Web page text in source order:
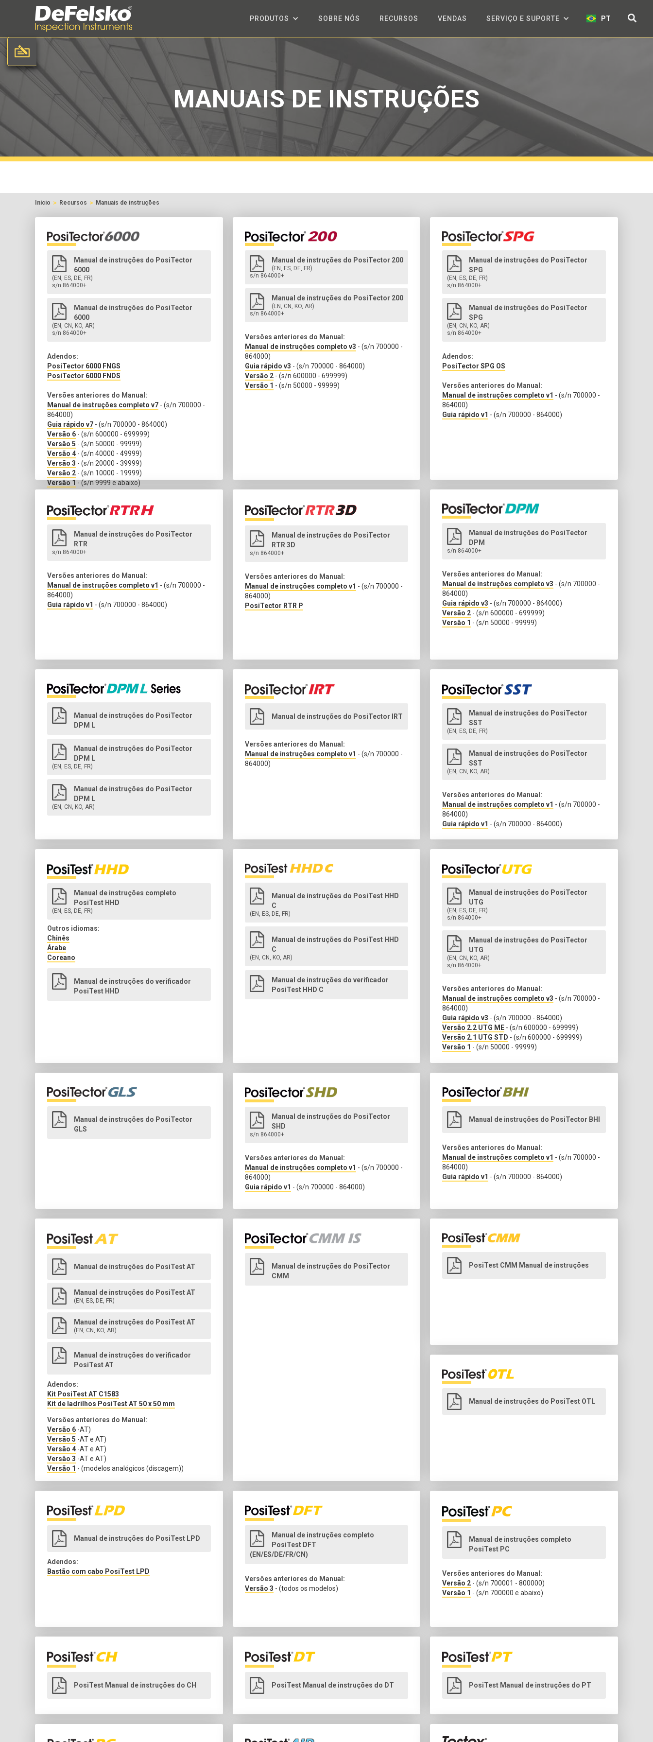
PRODUTOS SOBRE NÓS RECURSOS VENDAS SERVIÇO E SUPORTE PT
MANUAIS DE INSTRUÇÕES
Início > Recursos > Manuais de instruções
Manual de instruções do PosiTector
6000
(EN, ES, DE, FR)
s/n 864000+
Manual de instruções do PosiTector
6000
(EN, CN, KO, AR)
s/n 864000+
Adendos:
PosiTector 6000 FNGS
PosiTector 6000 FNDS
Versões anteriores do Manual:
Manual de instruções completo v7 - (s/n 700000 -
864000)
Guia rápido v7 - (s/n 700000 - 864000)
Versão 6 - (s/n 600000 - 699999)
Versão 5 - (s/n 50000 - 99999)
Versão 4 - (s/n 40000 - 49999)
Versão 3 - (s/n 20000 - 39999)
Versão 2 - (s/n 10000 - 19999)
Versão 1 - (s/n 9999 e abaixo)
Manual de instruções do PosiTector 200
(EN, ES, DE, FR)
s/n 864000+
Manual de instruções do PosiTector 200
(EN, CN, KO, AR)
s/n 864000+
Versões anteriores do Manual:
Manual de instruções completo v3 - (s/n 700000 -
864000)
Guia rápido v3 - (s/n 700000 - 864000)
Versão 2- (s/n 600000 - 699999)
Versão 1 - (s/n 50000 - 99999)
Manual de instruções do PosiTector
SPG
(EN, ES, DE, FR)
s/n 864000+
Manual de instruções do PosiTector
SPG
(EN, CN, KO, AR)
s/n 864000+
Adendos:
PosiTector SPG OS
Versões anteriores do Manual:
Manual de instruções completo v1 - (s/n 700000 -
864000)
Guia rápido v1 - (s/n 700000 - 864000)
Manual de instruções do PosiTector
RTR
s/n 864000+
Versões anteriores do Manual:
Manual de instruções completo v1 - (s/n 700000 -
864000)
Guia rápido v1 - (s/n 700000 - 864000)
Manual de instruções do PosiTector
RTR 3D
s/n 864000+
Versões anteriores do Manual:
Manual de instruções completo v1 - (s/n 700000 -
864000)
PosiTector RTR P
Manual de instruções do PosiTector
DPM
s/n 864000+
Versões anteriores do Manual:
Manual de instruções completo v3 - (s/n 700000 -
864000)
Guia rápido v3 - (s/n 700000 - 864000)
Versão 2 - (s/n 600000 - 699999)
Versão 1 - (s/n 50000 - 99999)
Manual de instruções do PosiTector
DPM L
Manual de instruções do PosiTector
DPM L
(EN, ES, DE, FR)
Manual de instruções do PosiTector
DPM L
(EN, CN, KO, AR)
Manual de instruções do PosiTector IRT
Versões anteriores do Manual:
Manual de instruções completo v1 - (s/n 700000 -
864000)
Manual de instruções do PosiTector
SST
(EN, ES, DE, FR)
Manual de instruções do PosiTector
SST
(EN, CN, KO, AR)
Versões anteriores do Manual:
Manual de instruções completo v1 - (s/n 700000 -
864000)
Guia rápido v1 - (s/n 700000 - 864000)
Manual de instruções completo
PosiTest HHD
(EN, ES, DE, FR)
Outros idiomas:
Chinês
Árabe
Coreano
Manual de instruções do verificador
PosiTest HHD
Manual de instruções do PosiTest HHD
C
(EN, ES, DE, FR)
Manual de instruções do PosiTest HHD
C
(EN, CN, KO, AR)
Manual de instruções do verificador
PosiTest HHD C
Manual de instruções do PosiTector
UTG
(EN, ES, DE, FR)
s/n 864000+
Manual de instruções do PosiTector
UTG
(EN, CN, KO, AR)
s/n 864000+
Versões anteriores do Manual:
Manual de instruções completo v3 - (s/n 700000 -
864000)
Guia rápido v3 - (s/n 700000 - 864000)
Versão 2.2 UTG ME - (s/n 600000 - 699999)
Versão 2.1 UTG STD - (s/n 600000 - 699999)
Versão 1 - (s/n 50000 - 99999)
Manual de instruções do PosiTector
GLS
Manual de instruções do PosiTector
SHD
s/n 864000+
Versões anteriores do Manual:
Manual de instruções completo v1 - (s/n 700000 -
864000)
Guia rápido v1 - (s/n 700000 - 864000)
Manual de instruções do PosiTector BHI
Versões anteriores do Manual:
Manual de instruções completo v1 - (s/n 700000 -
864000)
Guia rápido v1 - (s/n 700000 - 864000)
Manual de instruções do PosiTest AT
Manual de instruções do PosiTest AT
(EN, ES, DE, FR)
Manual de instruções do PosiTest AT
(EN, CN, KO, AR)
Manual de instruções do verificador
PosiTest AT
Adendos:
Kit PosiTest AT C1583
Kit de ladrilhos PosiTest AT 50 x 50 mm
Versões anteriores do Manual:
Versão 6 -AT)
Versão 5 -AT e AT)
Versão 4 -AT e AT)
Versão 3 -AT e AT)
Versão 1 - (modelos analógicos (discagem))
Manual de instruções do PosiTector
CMM
PosiTest CMM Manual de instruções
Manual de instruções do PosiTest OTL
Manual de instruções do PosiTest LPD
Adendos:
Bastão com cabo PosiTest LPD
Manual de instruções completo
PosiTest DFT
(EN/ES/DE/FR/CN)
Versões anteriores do Manual:
Versão 3 - (todos os modelos)
Manual de instruções completo
PosiTest PC
Versões anteriores do Manual:
Versão 2 - (s/n 700001 - 800000)
Versão 1 - (s/n 700000 e abaixo)
PosiTest Manual de instruções do CH PosiTest Manual de instruções do DT PosiTest Manual de instruções do PT